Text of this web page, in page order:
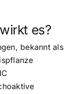
es?
bekannt als